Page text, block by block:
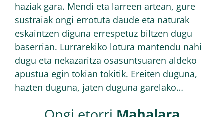
haziak gara. Mendi eta larreen artean, gure
sustraiak ongi errotuta daude eta naturak
eskaintzen diguna errespetuz biltzen dugu
baserrian. Lurrarekiko lotura mantendu nahi
dugu eta nekazaritza osasuntsuaren aldeko
apustua egin tokian tokitik. Ereiten duguna,
hazten duguna, jaten duguna garelako…